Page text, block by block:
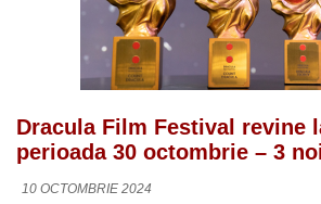
Dracula Film Festival revine
perioada 30 octombrie – 3
10 OCTOMBRIE 2024